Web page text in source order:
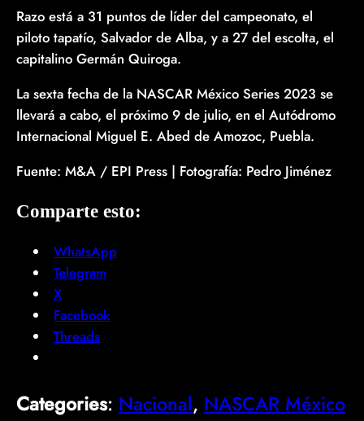
Razo está a 31 puntos de líder del campeonato, el
piloto tapatío, Salvador de Alba, y a 27 del escolta, el
capitalino Germán Quiroga.
La sexta fecha de la NASCAR México Series 2023 se
llevará a cabo, el próximo 9 de julio, en el Autódromo
Internacional Miguel E. Abed de Amozoc, Puebla.
Fuente: M&A / EPI Press | Fotografía: Pedro Jiménez
Comparte esto:
WhatsApp
Telegram
X
Facebook
Threads
Categories: Nacional, NASCAR México